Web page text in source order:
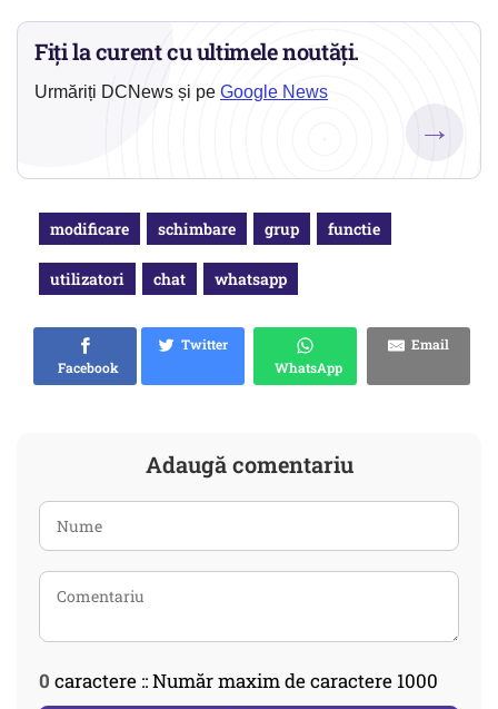
Fiți la curent cu ultimele noutăți.
Urmăriți DCNews și pe Google News
→
modificare schimbare grup functie
utilizatori chat whatsapp
Facebook
Twitter
WhatsApp
Email
Adaugă comentariu
0 caractere :: Număr maxim de caractere 1000